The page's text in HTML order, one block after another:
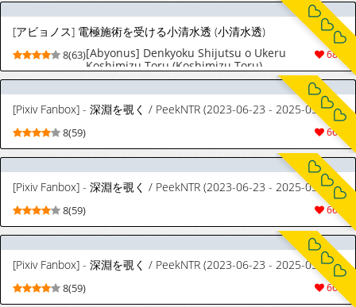
[アビョノス] 電極施術を受ける小清水透 (小清水透)
681
8(63)[Abyonus] Denkyoku Shijutsu o Ukeru
Koshimizu Toru (Koshimizu Toru)
[Pixiv Fanbox] - 深淵を覗く / PeekNTR (2023-06-23 - 2025-05-29)
669
8(59)
[Pixiv Fanbox] - 深淵を覗く / PeekNTR (2023-06-23 - 2025-05-23)
665
8(59)
[Pixiv Fanbox] - 深淵を覗く / PeekNTR (2023-06-23 - 2025-05-02)
667
8(59)